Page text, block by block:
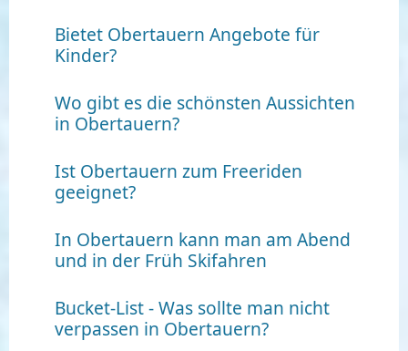
Bietet Obertauern Angebote für
Kinder?
Wo gibt es die schönsten Aussichten
in Obertauern?
Ist Obertauern zum Freeriden
geeignet?
In Obertauern kann man am Abend
und in der Früh Skifahren
Bucket-List - Was sollte man nicht
verpassen in Obertauern?